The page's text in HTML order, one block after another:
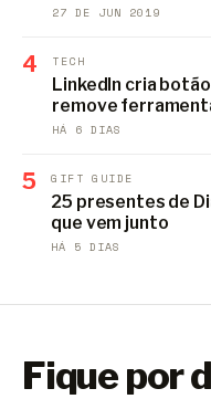
27 DE JUN 2019
4 TECH
LinkedIn cria
remove
HÁ 6 DIAS
5 GIFT GUIDE
25 presentes de
que vem junto
HÁ 5 DIAS
Fique por